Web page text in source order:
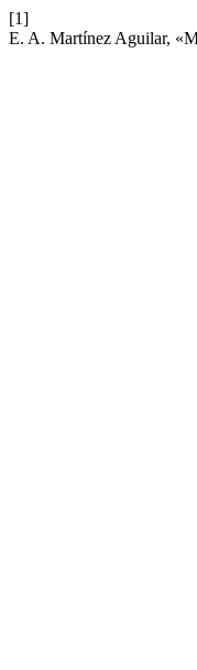
[1]
E. A. Martínez Aguilar,